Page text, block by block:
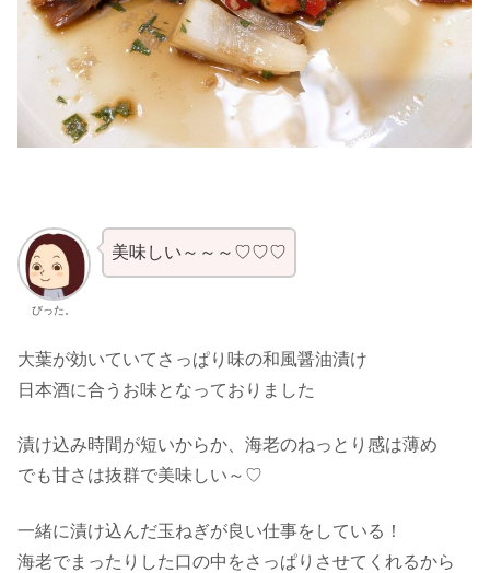
びった。
美味しい～～～♡♡♡
大葉が効いていてさっぱり味の和風醤油漬け
日本酒に合うお味となっておりました
漬け込み時間が短いからか、海老のねっとり感は薄め
でも甘さは抜群で美味しい～♡
一緒に漬け込んだ玉ねぎが良い仕事をしている！
海老でまったりした口の中をさっぱりさせてくれるから